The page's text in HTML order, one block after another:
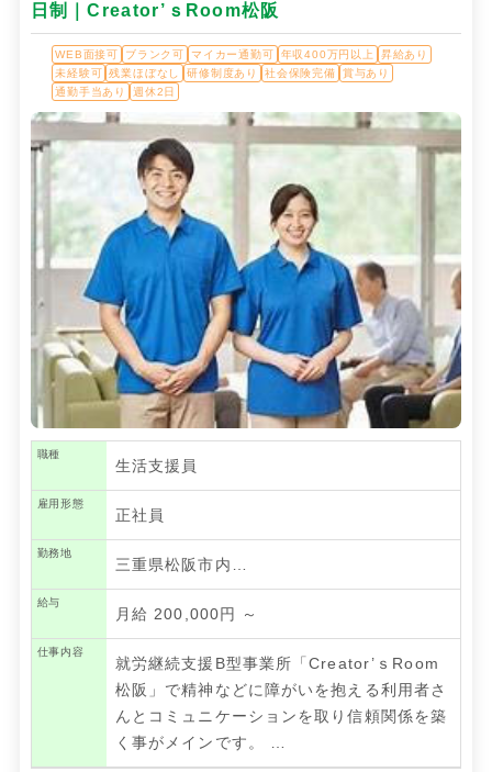
日制｜Creator’ｓRoom松阪
WEB面接可 ブランク可 マイカー通勤可 年収400万円以上
昇給あり
未経験可 残業ほぼなし 研修制度あり 社会保険完備
賞与あり
通勤手当あり
週休2日
職種
生活支援員
雇用形態
正社員
勤務地
三重県松阪市内…
給与
月給 200,000円 ～
仕事内容
就労継続支援B型事業所「Creator’ｓRoom
松阪」で精神などに障がいを抱える利用者さ
んとコミュニケーションを取り信頼関係を築
く事がメインです。